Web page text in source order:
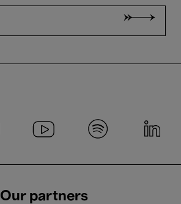
Our partners